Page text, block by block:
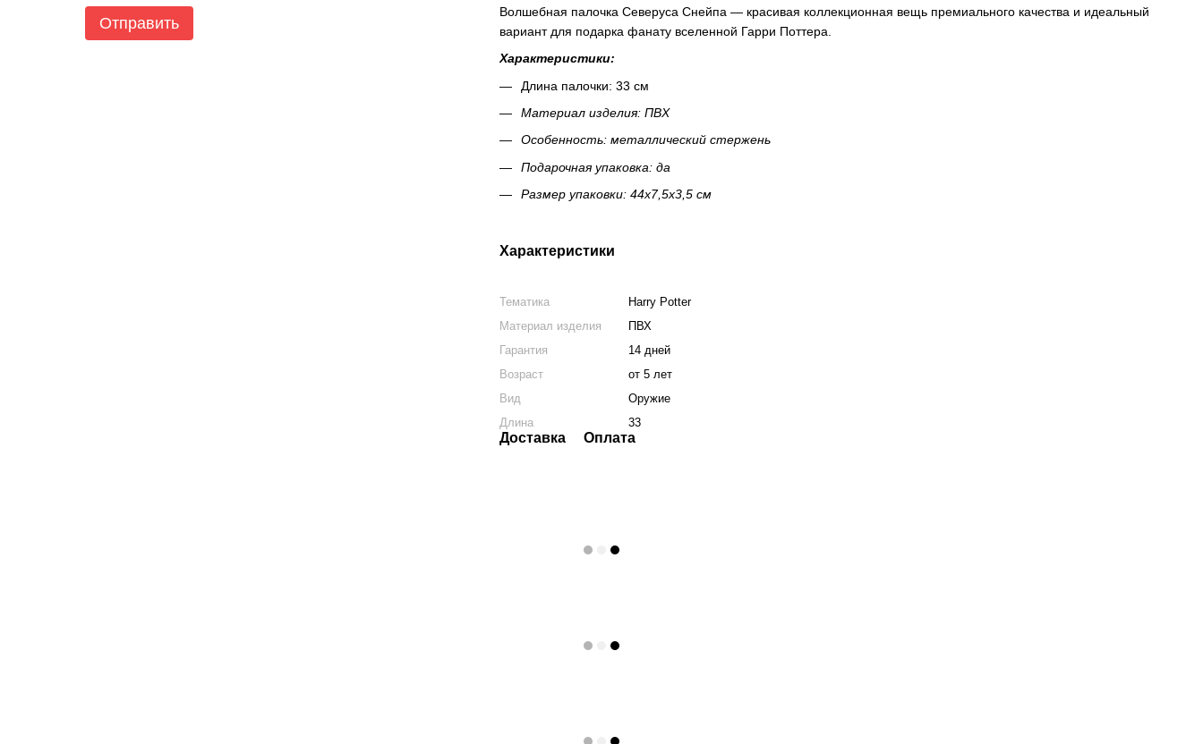
Отправить
Волшебная палочка Северуса Снейпа — красивая коллекционная вещь премиального качества и идеальный
вариант для подарка фанату вселенной Гарри Поттера.
Характеристики:
Длина палочки: 33 см
Материал изделия: ПВХ
Особенность: металлический стержень
Подарочная упаковка: да
Размер упаковки: 44х7,5х3,5 см
Характеристики
Тематика
Harry Potter
Материал изделия
ПВХ
Гарантия
14 дней
Возраст
от 5 лет
Вид
Оружие
Длина
33
Доставка Оплата